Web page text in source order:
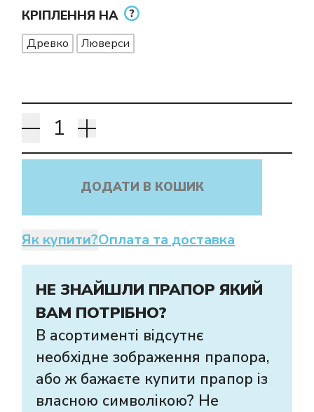
КРІПЛЕННЯ НА
Древко Люверси
ДОДАТИ В КОШИК
Як купити?Оплата та доставка
НЕ ЗНАЙШЛИ ПРАПОР ЯКИЙ
ВАМ ПОТРІБНО?
В асортименті відсутнє
необхідне зображення прапора,
або ж бажаєте купити прапор із
власною символікою? Не